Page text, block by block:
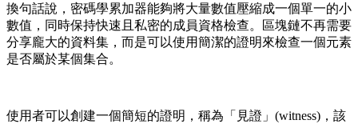
換句話說，密碼學累加器能夠將大量數值壓縮成一個單一的小
數值，同時保持快速且私密的成員資格檢查。區塊鏈不再需要
分享龐大的資料集，而是可以使用簡潔的證明來檢查一個元素
是否屬於某個集合。
使用者可以創建一個簡短的證明，稱為「見證」(witness)，該